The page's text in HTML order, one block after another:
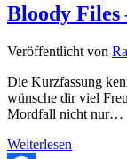
Bloody
Veröffentlicht von
Die Kurzfassung
wünsche dir viel
Mordfall nicht nur…
Weiterlesen